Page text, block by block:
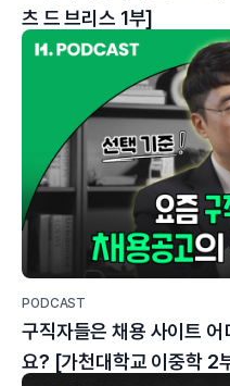
츠 드 브리스 1부]
PODCAST
구직자들은 채용 사이트
요? [가천대학교 이중학 2